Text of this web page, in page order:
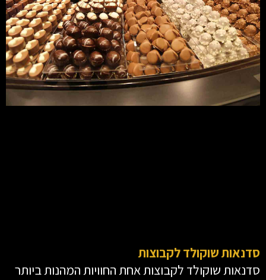
סדנאות שוקולד לקבוצות
סדנאות שוקולד לקבוצות אחת החוויות המהנות ביותר